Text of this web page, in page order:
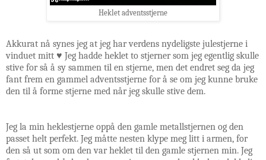
Heklet adventsstjerne
Akkurat nå synes jeg at jeg har verdens nydeligste julestjerne i
vinduet mitt ♥ Jeg hadde heklet to stjerner som jeg egentlig skulle
stive for så å sy sammen til en stjerne, men det endret seg da jeg
fant frem en gammel adventsstjerne for å se om jeg kunne bruke
den til å forme stjerne med når jeg skulle stive dem.
Jeg la min heklestjerne oppå den gamle metallstjernen og den
passet helt perfekt. Jeg måtte nesten klype meg litt i armen, for
den så ut som om den var heklet til den gamle stjernen min. Jeg